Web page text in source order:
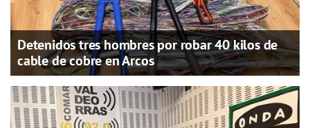
Detenidos tres hombres por robar 40 kilos de
cable de cobre en Arcos